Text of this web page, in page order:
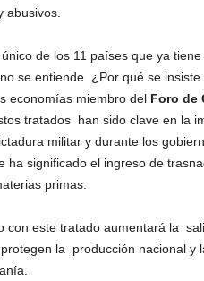
abusivos.
de los 11 países que ya
se entiende ¿Por qué se
economías miembro del Foro de
tratados han sido clave en la
militar y durante los
ha significado el ingreso de
primas.
con este tratado aumentará la
la producción nacional y